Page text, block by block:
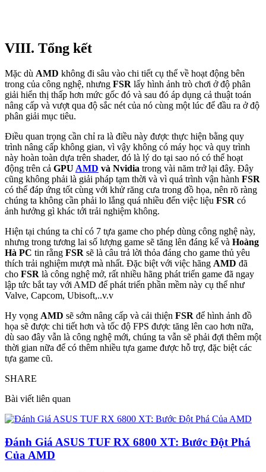
VIII. Tổng kết
Mặc dù AMD không đi sâu vào chi tiết cụ thể về hoạt động bên
trong của công nghệ, nhưng FSR lấy hình ảnh trò chơi ở độ phân
giải hiển thị thấp hơn mức gốc đó và sau đó áp dụng cả thuật toán
nâng cấp và vượt qua độ sắc nét của nó cùng một lúc để đầu ra ở độ
phân giải mục tiêu.
Điều quan trọng cần chỉ ra là điều này được thực hiện bằng quy
trình nâng cấp không gian, vì vậy không có máy học và quy trình
này hoàn toàn dựa trên shader, đó là lý do tại sao nó có thể hoạt
động trên cả GPU AMD và Nvidia trong vài năm trở lại đây. Đây
cũng không phải là giải pháp tạm thời và vì quá trình vận hành FSR
có thể đáp ứng tốt cùng với khử răng cưa trong đồ họa, nên rõ ràng
chúng ta không cần phải lo lắng quá nhiều đến việc liệu FSR có
ảnh hưởng gì khác tới trải nghiệm không.
Hiện tại chúng ta chỉ có 7 tựa game cho phép dùng công nghệ này,
nhưng trong tương lai số lượng game sẽ tăng lên đáng kể và Hoàng
Hà PC tin rằng FSR sẽ là câu trả lời thỏa đáng cho game thủ yêu
thích trải nghiệm mượt mà nhất. Đặc biệt với việc hãng AMD đã
cho FSR là công nghệ mở, rất nhiều hãng phát triển game đã ngay
lập tức bắt tay với AMD để phát triển phần mềm này cụ thể như
Valve, Capcom, Ubisoft,..v.v
Hy vọng AMD sẽ sớm nâng cấp và cải thiện FSR để hình ảnh đồ
họa sẽ được chi tiết hơn và tốc độ FPS được tăng lên cao hơn nữa,
dù sao đây vẫn là công nghệ mới, chúng ta vẫn sẽ phải đợi thêm một
thời gian nữa để có thêm nhiều tựa game được hỗ trợ, đặc biệt các
tựa game cũ.
SHARE
Bài viết liên quan
Đánh Giá ASUS TUF RX 6800 XT: Bước Đột Phá
Của AMD